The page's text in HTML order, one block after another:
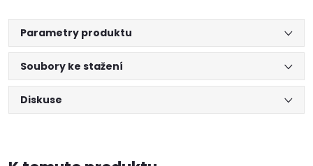
Parametry produktu
Soubory ke stažení
Diskuse